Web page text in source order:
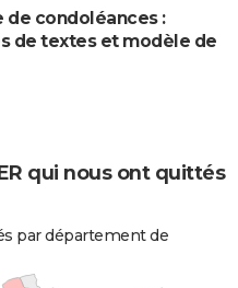
de condoléances :
de textes et modèle de
qui nous ont quittés
par département de